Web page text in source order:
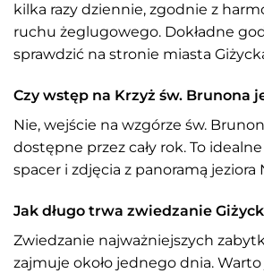
kilka razy dziennie, zgodnie z
ruchu żeglugowego. Dokładne
sprawdzić na stronie miasta
Czy wstęp na Krzyż św. Brunona
Nie, wejście na wzgórze św.
dostępne przez cały rok. To
spacer i zdjęcia z panoramą jeziora
Jak długo trwa zwiedzanie
Zwiedzanie najważniejszych
zajmuje około jednego dnia.